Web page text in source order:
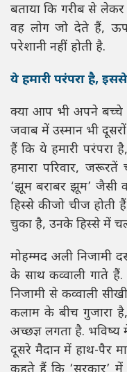
बताया कि गरीब से
वह लोग जो देते हैं,
परेशानी नहीं होती है.
ये हमारी परंपरा है,
क्या आप भी अपने बच्चे
जवाब में उस्मान भी
हैं कि ये हमारी
हमारा परिवार,
‘झूम बराबर झूम’ जैसी
हिस्से की जो चीज होती
चुका है, उनके हिस्से में
मोहम्मद अली निजामी
के साथ कव्वाली गाते
निजामी से कव्वाली
कलाम के बीच गुजारा
अच्छज्ञ लगता है. भविष्य
दूसरे मैदान में हाथ-पैर